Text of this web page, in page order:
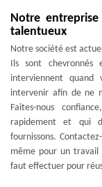
Notre
talentueux
Notre société est
Ils sont
interviennent
intervenir afin de ne
Faites-nous
rapidement et qui
fournissons.
même pour un travail
faut effectuer pour